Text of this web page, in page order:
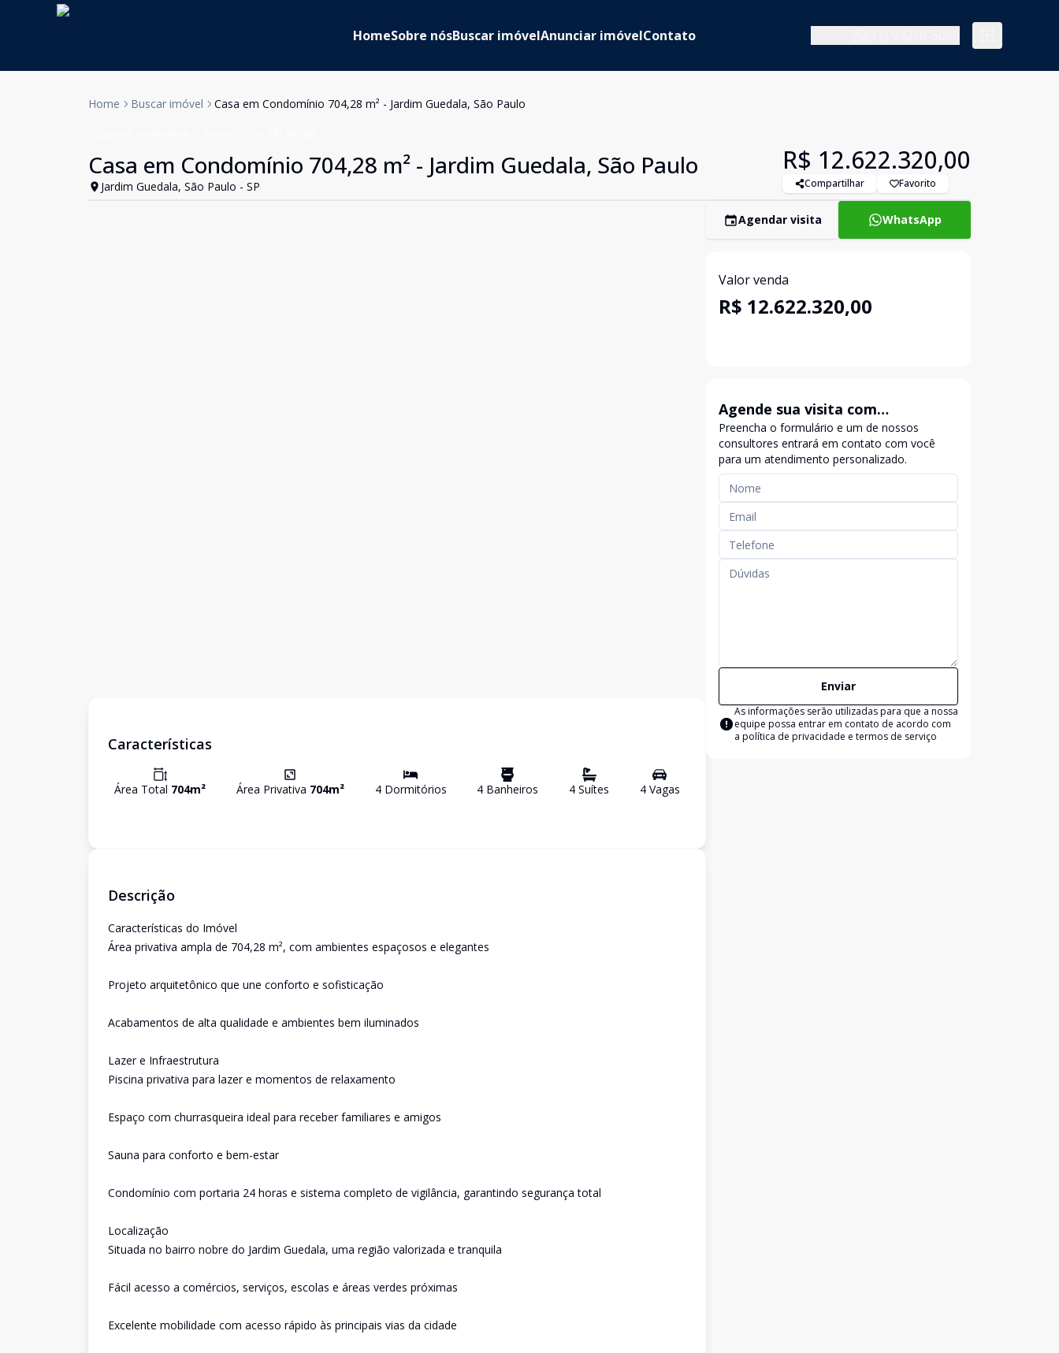
HomeSobre nósBuscar imóvelAnunciar imóvelContato
Home Buscar imóvel Casa em Condomínio 704,28 m² - Jardim Guedala, São Paulo
Casa em Condomínio 704,28 m² - Jardim Guedala, São Paulo
Jardim Guedala, São Paulo - SP
R$ 12.622.320,00
Compartilhar Favorito
Características
Área Total 704m² Área Privativa 704m² 4Dormitórios 4 Banheiros 4 Suítes 4Vagas
Descrição
Características do Imóvel
Área privativa ampla de 704,28 m², com ambientes espaçosos e elegantes
Projeto arquitetônico que une conforto e sofisticação
Acabamentos de alta qualidade e ambientes bem iluminados
Lazer e Infraestrutura
Piscina privativa para lazer e momentos de relaxamento
Espaço com churrasqueira ideal para receber familiares e amigos
Sauna para conforto e bem-estar
Condomínio com portaria 24 horas e sistema completo de vigilância, garantindo segurança total
Localização
Situada no bairro nobre do Jardim Guedala, uma região valorizada e tranquila
Fácil acesso a comércios, serviços, escolas e áreas verdes próximas
Excelente mobilidade com acesso rápido às principais vias da cidade
Agendar visita WhatsApp
Valor venda
R$ 12.622.320,00
Agende sua visita com
exclusividade
Preencha o formulário e um de nossos
consultores entrará em contato com você
para um atendimento personalizado.
Enviar
As informações serão utilizadas para que a nossa
equipe possa entrar em contato de acordo com
a política de privacidade e termos de serviço